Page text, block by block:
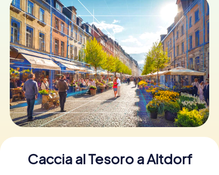
INT AT CH
DE
ES
FR
IE
IT
NL
Prenota Biglietti
Acquista i Voucher
Caccia al Tesoro a Altdorf